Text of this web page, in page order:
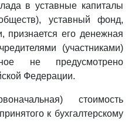
в уставные капиталы
уставный фонд,
признается его денежная
(участниками)
не предусмотрено
Федерации.
стоимость
к бухгалтерскому